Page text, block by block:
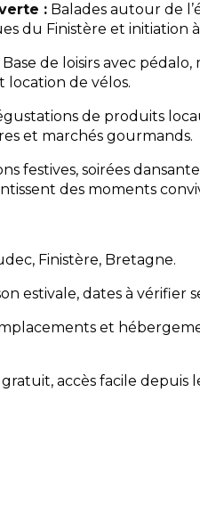
: Balades autour de
du Finistère et initiation
Base de loisirs avec
location de vélos.
de produits
et marchés gourmands.
festives, soirées
des moments
Finistère, Bretagne.
estivale, dates à vérifier
et
accès facile depuis